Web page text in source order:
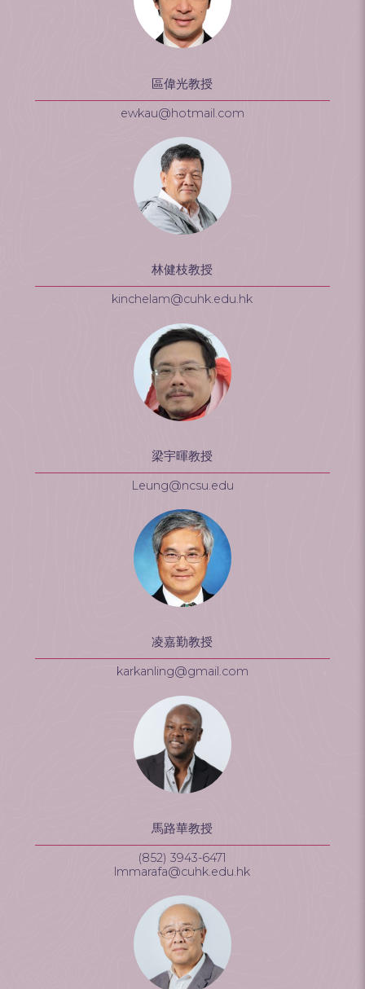
區偉光教授
ewkau@hotmail.com
林健枝教授
kinchelam@cuhk.edu.hk
梁宇暉教授
Leung@ncsu.edu
凌嘉勤教授
karkanling@gmail.com
馬路華教授
(852) 3943-6471
lmmarafa@cuhk.edu.hk